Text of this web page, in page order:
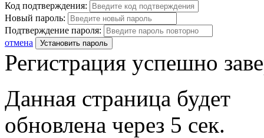
Код подтверждения:
Новый пароль:
Подтверждение пароля:
отмена
Установить пароль
Регистрация успешно
Данная страница будет
обновлена через 5 сек.